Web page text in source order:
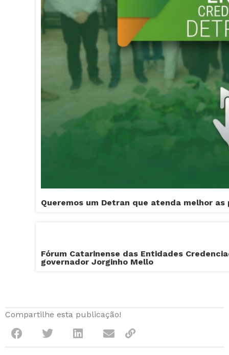
Queremos um Detran que atenda melhor as
Fórum Catarinense das Entidades
governador Jorginho Mello
Compartilhe esta publicação!